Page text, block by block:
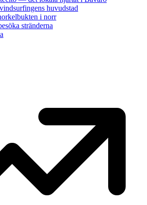
huvudstad
i norr
stränderna